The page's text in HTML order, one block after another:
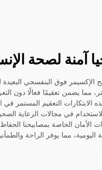
آمنة لصحة
الإكسيمر فوق البنفسجي
نانومتر، مما يضمن تعقيمًا فعالًا
الابتكارات التعقيم المستمر في
للاستخدام في مجالات الرعاية
الأمان الخاصة بمصابيحنا
اليومية، مما يوفر الراحة